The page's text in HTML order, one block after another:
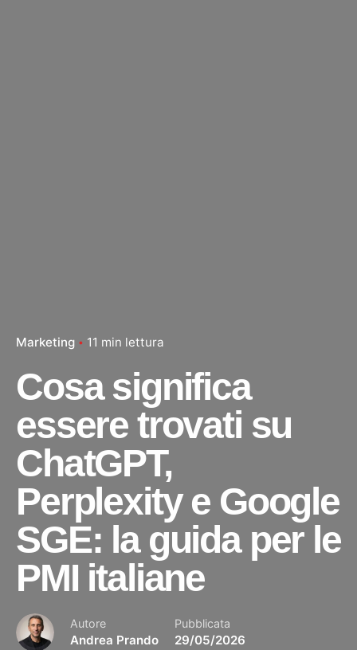
Marketing 11 min lettura
Cosa significa
essere trovati su
ChatGPT,
Perplexity e Google
SGE: la guida per le
PMI italiane
Autore
Andrea Prando
Pubblicata
29/05/2026